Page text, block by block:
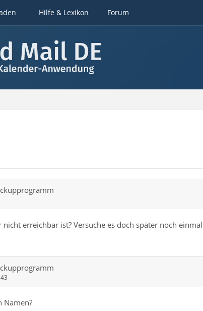
Hilfe & Lexikon Forum
erreichbar ist? Versuche es doch später noch einmal
Namen?